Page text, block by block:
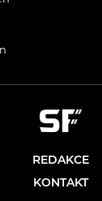
REDAKCE
KONTAKT